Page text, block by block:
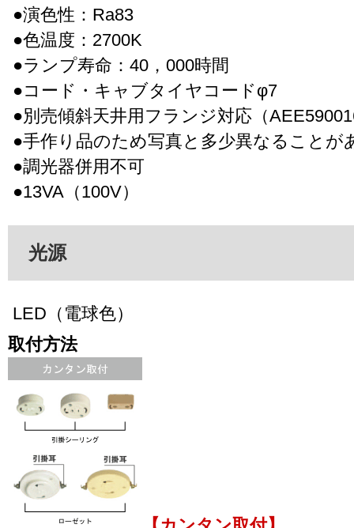
●演色性：Ra83
●色温度：2700K
●ランプ寿命：40，000時間
●コード・キャブタイヤコードφ7
●別売傾斜天井用フランジ対応（
●手作り品のため写真と多少異なることが
●調光器併用不可
●13VA（100V）
光源
LED（電球色）
取付方法